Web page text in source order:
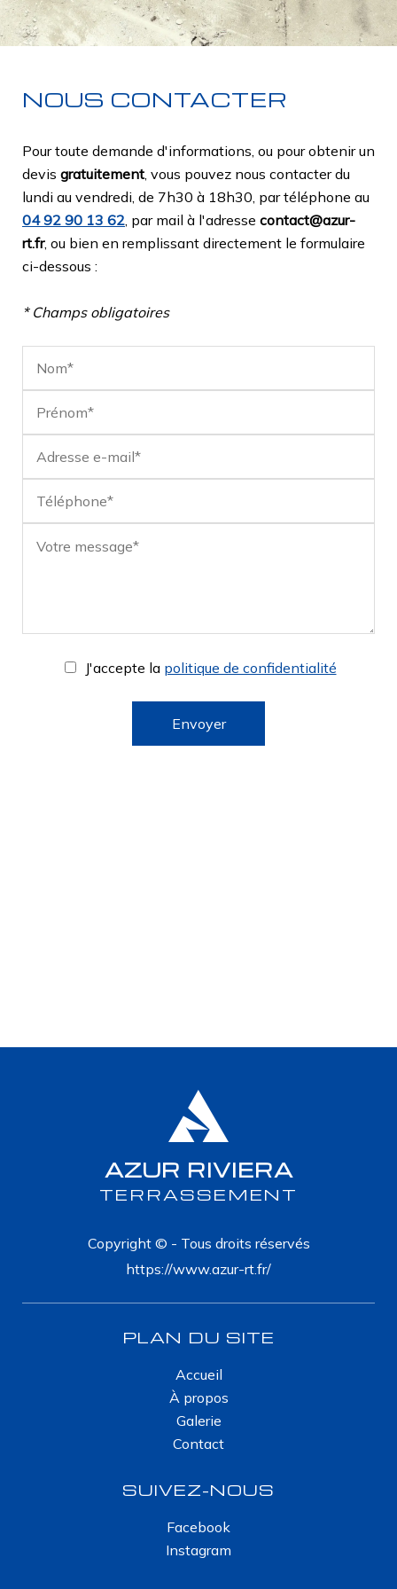
NOUS CONTACTER
Pour toute demande d'informations, ou pour obtenir un
devis gratuitement, vous pouvez nous contacter du
lundi au vendredi, de 7h30 à 18h30, par téléphone au
04 92 90 13 62, par mail à l'adresse contact@azur-
rt.fr, ou bien en remplissant directement le formulaire
ci-dessous :
* Champs obligatoires
J'accepte la politique de confidentialité
AZUR RIVIERA
TERRASSEMENT
Copyright © - Tous droits réservés
https://www.azur-rt.fr/
PLAN DU SITE
Accueil
À propos
Galerie
Contact
SUIVEZ-NOUS
Facebook
Instagram